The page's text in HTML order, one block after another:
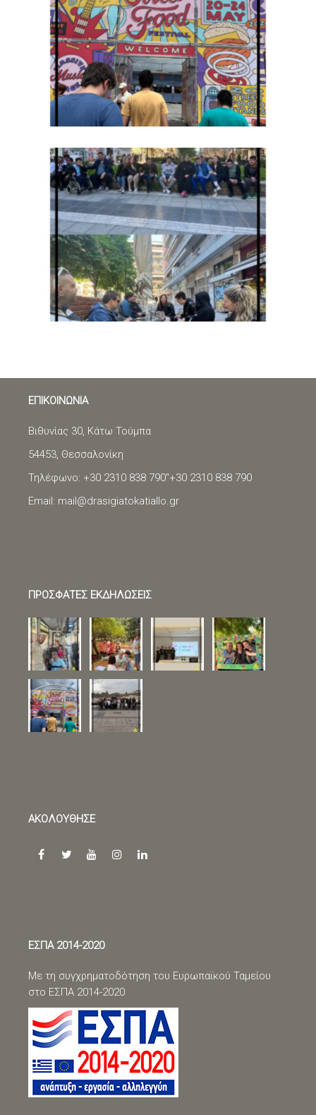
ΕΠΙΚΟΙΝΩΝΙΑ
Βιθυνίας 30, Κάτω Τούμπα
54453, Θεσσαλονίκη
Τηλέφωνο: +30 2310 838 790"+30 2310 838 790
Email: mail@drasigiatokatiallo.gr
ΠΡΟΣΦΑΤΕΣ ΕΚΔΗΛΩΣΕΙΣ
ΑΚΟΛΟΥΘΗΣΕ
ΕΣΠΑ 2014-2020
Με τη συγχρηματοδότηση του Ευρωπαϊκού Ταμείου
στο ΕΣΠΑ 2014-2020